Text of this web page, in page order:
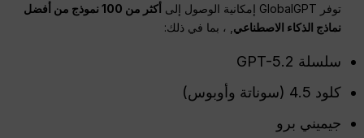
توفر GlobalGPT إمكانية الوصول إلى
أكثر من 100 نموذج من أفضل
نماذج الذكاء الاصطناعي , ، بما في ذلك:
سلسلة GPT-5.2
كلود 4.5 (سوناتة وأوبوس)
جيميني برو